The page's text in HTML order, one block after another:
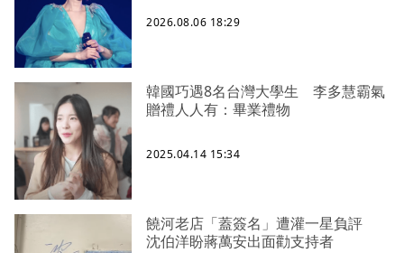
2026.08.06 18:29
韓國巧遇8名台灣大學生 李多慧霸氣
贈禮人人有：畢業禮物
2025.04.14 15:34
饒河老店「蓋簽名」遭灌一星負評
沈伯洋盼蔣萬安出面勸支持者